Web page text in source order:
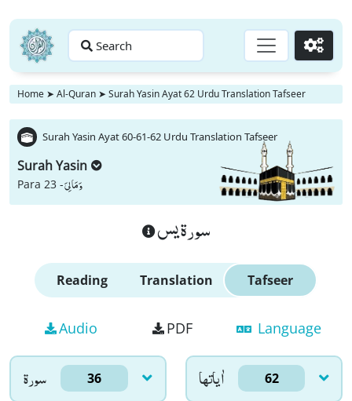
Search Go
Home ➤ Al-Quran ➤ Surah Yasin Ayat 62 Urdu Translation Tafseer
Surah Yasin Ayat 60-61-62 Urdu Translation Tafseer
Surah Yasin
Para 23 -وَ مَا لِیَ
سورة يس
Reading Translation Tafseer
Audio PDF Language
سورۃ 36 اٰياتها 62